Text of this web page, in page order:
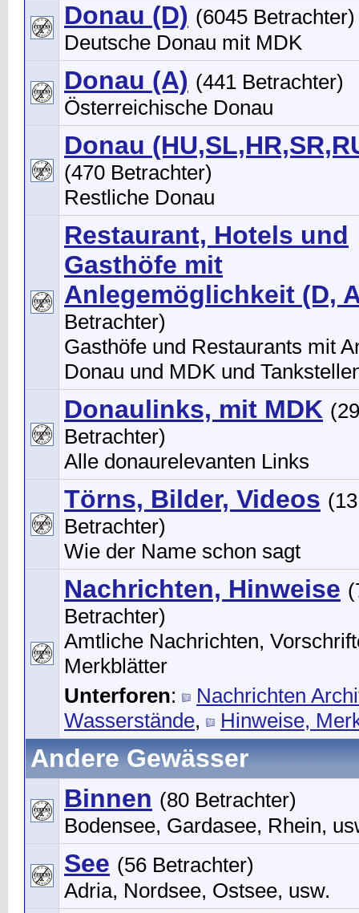
Donau (D) (6045 Betrachter)
Deutsche Donau mit MDK
Donau (A) (441 Betrachter)
Österreichische Donau
Donau
(470 Betrachter)
Restliche Donau
Restaurant, Hotels und
Gasthöfe mit
Anlegemöglichkeit (D,
Betrachter)
Gasthöfe und Restaurants mit
Donau und MDK und
Donaulinks, mit MDK
Betrachter)
Alle donaurelevanten Links
Törns, Bilder, Videos
Betrachter)
Wie der Name schon sagt
Nachrichten, Hinweise
Betrachter)
Amtliche Nachrichten,
Merkblätter
Unterforen:
Nachrichten
Wasserstände, Hinweise,
Andere Gewässer
Binnen (80 Betrachter)
Bodensee, Gardasee, Rhein,
See (56 Betrachter)
Adria, Nordsee, Ostsee, usw.